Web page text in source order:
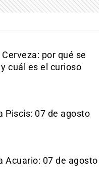
por qué se
cuál es el curioso
Piscis: 07 de agosto
Acuario: 07 de agosto